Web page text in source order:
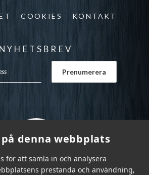
denna webbplats
för att samla in och analysera
prestanda och användning,
COOKIES KONTAKT
NYHETSBREV